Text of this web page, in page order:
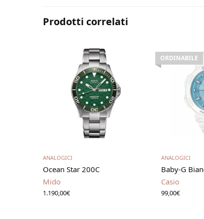
Prodotti correlati
Aggiungi al carrello
ANALOGICI
Ocean Star 200C
Mido
1.190,00€
ORDINABILE
ANALOGICI
Baby-G
Casio
99,00€